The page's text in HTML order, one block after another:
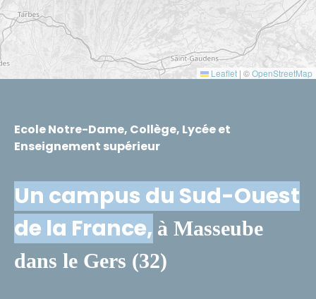
Leaflet | ©OpenStreetMap
Ecole Notre-Dame, Collège, Lycée et
Enseignement supérieur
Un campus du Sud-Ouest
de la France, à Masseube
dans le Gers (32)